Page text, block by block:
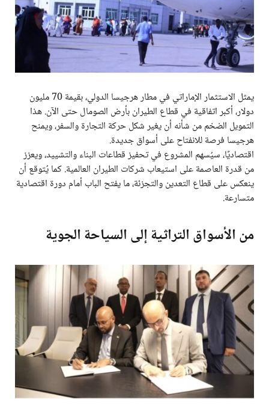
يمثل الاستثمار الإماراتي في مطار هرجيسا الدولي، بقيمة 70 مليون
دولار، أكبر اتفاقية في قطاع الطيران بأرض الصومال حتى الآن. هذا
التمويل الضخم من شأنه أن يغير شكل حركة التجارة والسفر، ويمنح
هرجيسا فرصة للانفتاح على أسواق جديدة.
اقتصاديًا، سيُسهم المشروع في تحفيز قطاعات البناء والتشييد، ويعزز
من قدرة العاصمة على استيعاب شركات الطيران العالمية. كما يُتوقع أن
ينعكس على قطاع التعدين والتجزئة، ما يفتح الباب أمام دورة اقتصادية
متسارعة.
من الأسواق التراثية إلى السياحة الجوية